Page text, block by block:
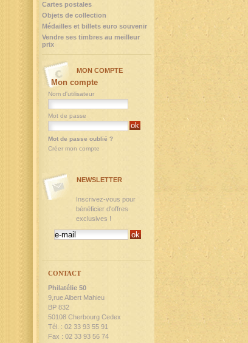
Cartes postales
Objets de collection
Médailles et billets euro souvenir
Vendre ses timbres au meilleur
prix
MON COMPTE
Mon compte
Nom d'utilisateur
Mot de passe
Mot de passe oublié ?
Créer mon compte
NEWSLETTER
Inscrivez-vous pour
bénéficier d'offres
exclusives !
CONTACT
Philatélie 50
9,rue Albert Mahieu
BP 832
50108 Cherbourg Cedex
Tél. : 02 33 93 55 91
Fax : 02 33 93 56 74